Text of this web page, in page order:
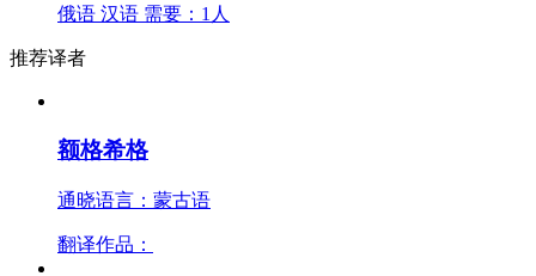
俄语 汉语 需要：1人
推荐译者
额格希格
通晓语言：蒙古语
翻译作品：